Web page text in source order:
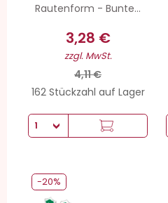
Rautenform - Bunte...
3,28 €
zzgl. MwSt.
4,11 €
162 Stückzahl auf Lager
-20%